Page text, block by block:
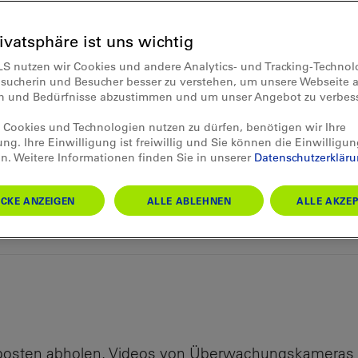
sich um Mitarbeitende, die
Job nicht mehr ausüben
Lokführer bei der BLS
bis die Sehkraft
wurde. Heute hat
gewöhnt und sogar
abholen, Videos von
ist uns wichtig
nutzen wir Cookies und andere Analytics- und Tracking-
und Besucher besser zu verstehen, um unsere Webseite
und Bedürfnisse abzustimmen und um unser Angebot zu
Cookies und Technologien nutzen zu dürfen, benötigen wir Ihre
Ihre Einwilligung ist freiwillig und Sie können die
Weitere Informationen finden Sie in unserer
ANZEIGEN ALLE ABLEHNEN ALLE